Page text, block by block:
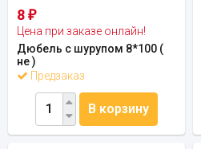
8 ₽
Цена при заказе онлайн!
Дюбель с шурупом 8*100 (
не )
Предзаказ
В корзину